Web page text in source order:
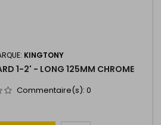
KINGTONY
1-2' - LONG 125MM CHROME
Commentaire(s): 0